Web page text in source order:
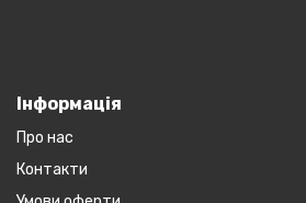
Інформація
Про нас
Контакти